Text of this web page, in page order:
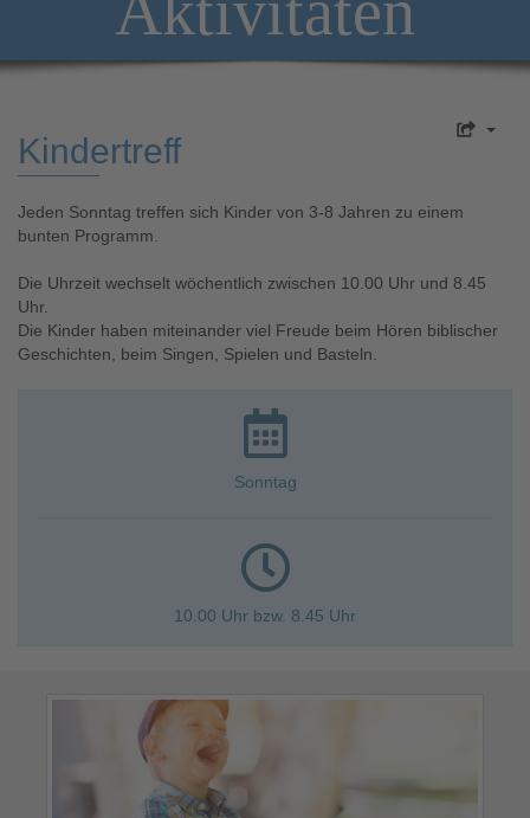
Kindertreff
Jeden Sonntag treffen sich Kinder von 3-8 Jahren zu einem
bunten Programm.
Die Uhrzeit wechselt wöchentlich zwischen 10.00 Uhr und 8.45
Uhr.
Die Kinder haben miteinander viel Freude beim Hören biblischer
Geschichten, beim Singen, Spielen und Basteln.
Sonntag
10.00 Uhr bzw. 8.45 Uhr